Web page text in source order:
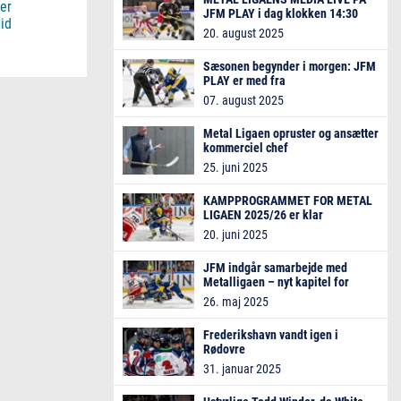
JFM PLAY i dag klokken 14:30
20. august 2025
Sæsonen begynder i morgen: JFM
PLAY er med fra
træningskampenes start
07. august 2025
Metal Ligaen opruster og ansætter
kommerciel chef
25. juni 2025
KAMPPROGRAMMET FOR METAL
LIGAEN 2025/26 er klar
20. juni 2025
JFM indgår samarbejde med
Metalligaen – nyt kapitel for
dansk ishockey
26. maj 2025
Frederikshavn vandt igen i
Rødovre
31. januar 2025